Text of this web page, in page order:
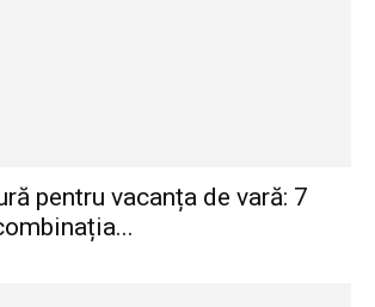
pentru vacanța de vară: 7